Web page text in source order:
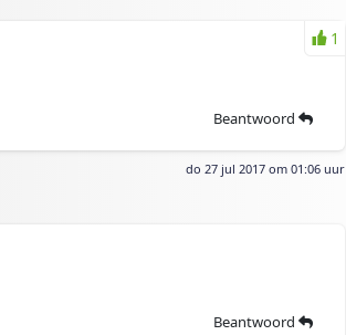
Beantwoord
do 27 jul 2017 om 01:06 uur
1
Beantwoord